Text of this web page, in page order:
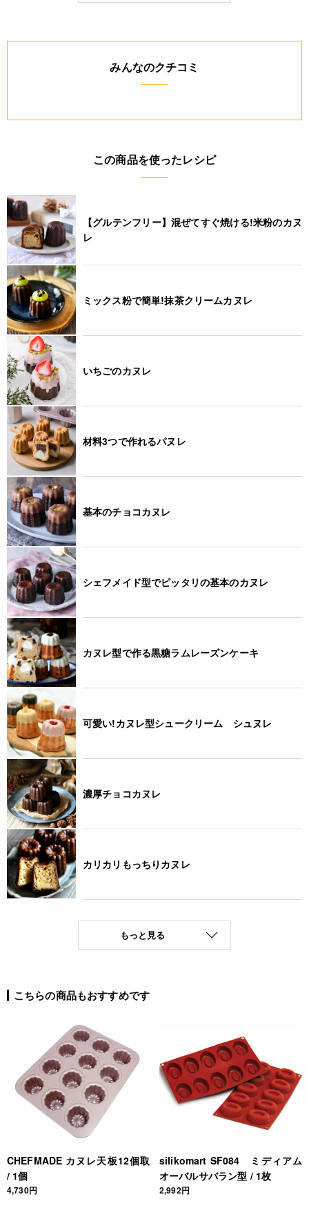
◆材質 スチール、シリコン加工
・使用後は速やかに柔らかい布かスポンジに洗剤をつけてよく
洗い、乾いた布で水分をしっかりとふき取ってから、乾燥した
ところに収納してください。水分や汚れが残っているとサビ発
生の原因になります。
・フチの巻き部分に水分が入り込むとサビ発生の原因となるた
め、つけ置き洗いはおすすめしません。
・サビが出たらその部分をこすり落とし、薄く食用油を塗って
保管してください。
JANコード
6930776314886
みんなのクチコミ
この商品を使ったレシピ
【グルテンフリー】混ぜてすぐ焼ける!米粉のカヌ
レ
ミックス粉で簡単!抹茶クリームカヌレ
いちごのカヌレ
材料3つで作れるパヌレ
基本のチョコカヌレ
シェフメイド型でピッタリの基本のカヌレ
カヌレ型で作る黒糖ラムレーズンケーキ
可愛い!カヌレ型シュークリーム シュヌレ
濃厚チョコカヌレ
カリカリもっちりカヌレ
もっと見る
こちらの商品もおすすめです
CHEFMADE カヌレ天板12個取
/ 1個
4,730円
silikomart SF084 ミディアム
オーバルサバラン型 / 1枚
2,992円